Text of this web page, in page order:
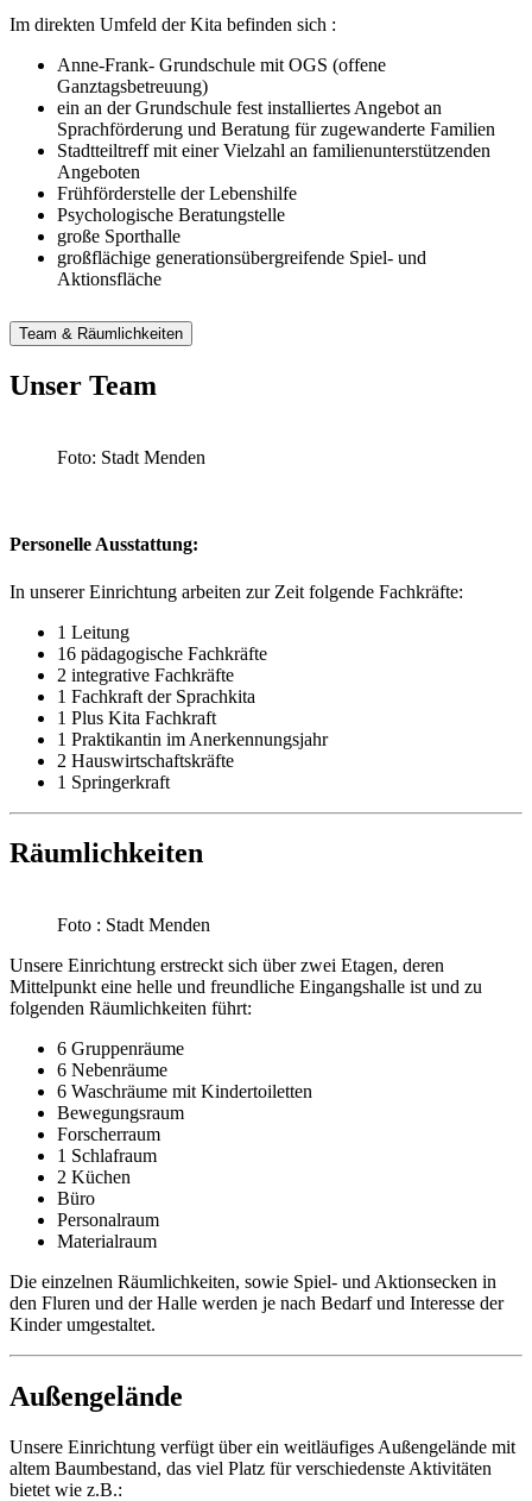
Im direkten Umfeld der Kita befinden sich :
Anne-Frank- Grundschule mit OGS (offene
Ganztagsbetreuung)
ein an der Grundschule fest installiertes Angebot an
Sprachförderung und Beratung für zugewanderte Familien
Stadtteiltreff mit einer Vielzahl an familienunterstützenden
Angeboten
Frühförderstelle der Lebenshilfe
Psychologische Beratungstelle
große Sporthalle
großflächige generationsübergreifende Spiel- und
Aktionsfläche
Team & Räumlichkeiten
Unser Team
Foto: Stadt Menden
Personelle Ausstattung:
In unserer Einrichtung arbeiten zur Zeit folgende Fachkräfte:
1 Leitung
16 pädagogische Fachkräfte
2 integrative Fachkräfte
1 Fachkraft der Sprachkita
1 Plus Kita Fachkraft
1 Praktikantin im Anerkennungsjahr
2 Hauswirtschaftskräfte
1 Springerkraft
Räumlichkeiten
Foto : Stadt Menden
Unsere Einrichtung erstreckt sich über zwei Etagen, deren
Mittelpunkt eine helle und freundliche Eingangshalle ist und zu
folgenden Räumlichkeiten führt:
6 Gruppenräume
6 Nebenräume
6 Waschräume mit Kindertoiletten
Bewegungsraum
Forscherraum
1 Schlafraum
2 Küchen
Büro
Personalraum
Materialraum
Die einzelnen Räumlichkeiten, sowie Spiel- und Aktionsecken in
den Fluren und der Halle werden je nach Bedarf und Interesse der
Kinder umgestaltet.
Außengelände
Unsere Einrichtung verfügt über ein weitläufiges Außengelände mit
altem Baumbestand, das viel Platz für verschiedenste Aktivitäten
bietet wie z.B.: